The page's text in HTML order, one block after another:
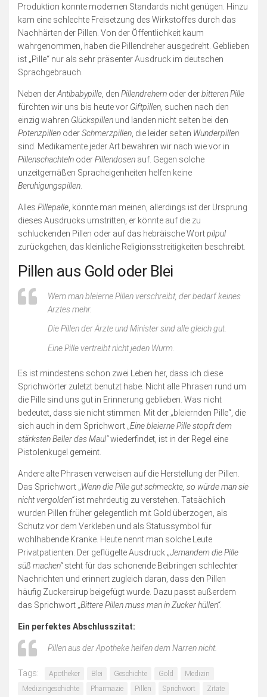
Produktion konnte modernen Standards nicht genügen. Hinzu
kam eine schlechte Freisetzung des Wirkstoffes durch das
Nachhärten der Pillen. Von der Öffentlichkeit kaum
wahrgenommen, haben die Pillendreher ausgedreht. Geblieben
ist „Pille“ nur als sehr präsenter Ausdruck im deutschen
Sprachgebrauch.
Neben derAntibabypille , den Pillendrehern oder derbitteren Pille
fürchten wir uns bis heute vor Giftpillen, suchen nach den
einzig wahren Glückspillen und landen nicht selten bei den
Potenzpillen oderSchmerzpillen , die leider selten Wunderpillen
sind. Medikamente jeder Art bewahren wir nach wie vor in
Pillenschachteln oderPillendosen auf. Gegen solche
unzeitgemäßen Spracheigenheiten helfen keine
Beruhigungspillen
Alles Pillepalle , könnte man meinen, allerdings ist der Ursprung
dieses Ausdrucks umstritten, er könnte auf die zu
schluckenden Pillen oder auf das hebräische Wortpilpul
zurückgehen , das kleinliche Religionsstreitigkeiten beschreibt.
Pillen aus Gold oder Blei
Wem man bleierne Pillen verschreibt, der bedarf keines
Arztes mehr.
Die Pillen der Ärzte und Minister sind alle gleich gut.
Eine Pille vertreibt nicht jeden Wurm.
Es ist mindestens schon zwei Leben her, dass ich diese
Sprichwörter zuletzt benutzt habe. Nicht alle Phrasen rund um
die Pille sind uns gut in Erinnerung geblieben. Was nicht
bedeutet, dass sie nicht stimmen. Mit der „bleiernden Pille“, die
sich auch in dem Sprichwort „Eine bleierne Pille stopft dem
stärksten Beller das Maul“wiederfindet, ist in der Regel eine
Pistolenkugel gemeint.
Andere alte Phrasen verweisen auf die Herstellung der Pillen.
Das Sprichwort „Wenn die Pille gut schmeckte, so würde man sie
nicht vergolden“ist mehrdeutig zu verstehen. Tatsächlich
wurden Pillen früher gelegentlich mit Gold überzogen, als
Schutz vor dem Verkleben und als Statussymbol für
wohlhabende Kranke. Heute nennt man solche Leute
Privatpatienten. Der geflügelte Ausdruck „Jemandem die Pille
süß machen“steht für das schonende Beibringen schlechter
Nachrichten und erinnert zugleich daran, dass den Pillen
häufig Zuckersirup beigefügt wurde. Dazu passt außerdem
das Sprichwort „Bittere Pillen muss man in Zucker hüllen“.
Ein perfektes Abschlusszitat:
Pillen aus der Apotheke helfen dem Narren nicht.
Tags: Apotheker Blei Geschichte Gold
Medizin
Medizingeschichte
Pharmazie Pillen Sprichwort Zitate